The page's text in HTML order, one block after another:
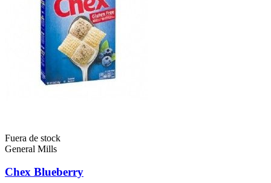
Fuera de stock
General Mills
Chex Blueberry